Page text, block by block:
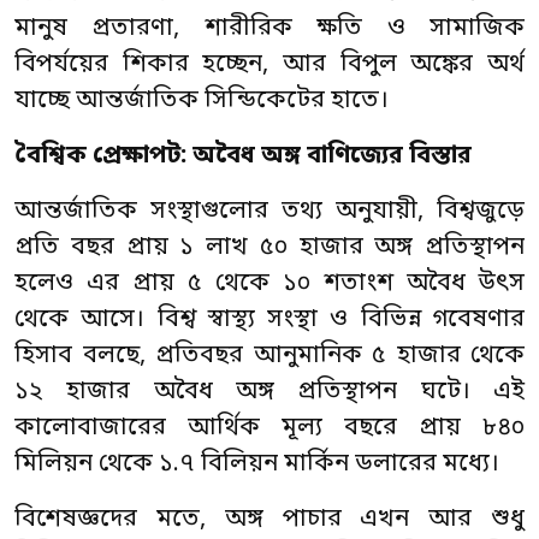
মানুষ প্রতারণা, শারীরিক ক্ষতি ও সামাজিক
বিপর্যয়ের শিকার হচ্ছেন, আর বিপুল অঙ্কের অর্থ
যাচ্ছে আন্তর্জাতিক সিন্ডিকেটের হাতে।
বৈশ্বিক প্রেক্ষাপট: অবৈধ অঙ্গ বাণিজ্যের বিস্তার
আন্তর্জাতিক সংস্থাগুলোর তথ্য অনুযায়ী, বিশ্বজুড়ে
প্রতি বছর প্রায় ১ লাখ ৫০ হাজার অঙ্গ প্রতিস্থাপন
হলেও এর প্রায় ৫ থেকে ১০ শতাংশ অবৈধ উৎস
থেকে আসে। বিশ্ব স্বাস্থ্য সংস্থা ও বিভিন্ন গবেষণার
হিসাব বলছে, প্রতিবছর আনুমানিক ৫ হাজার থেকে
১২ হাজার অবৈধ অঙ্গ প্রতিস্থাপন ঘটে। এই
কালোবাজারের আর্থিক মূল্য বছরে প্রায় ৮৪০
মিলিয়ন থেকে ১.৭ বিলিয়ন মার্কিন ডলারের মধ্যে।
বিশেষজ্ঞদের মতে, অঙ্গ পাচার এখন আর শুধু